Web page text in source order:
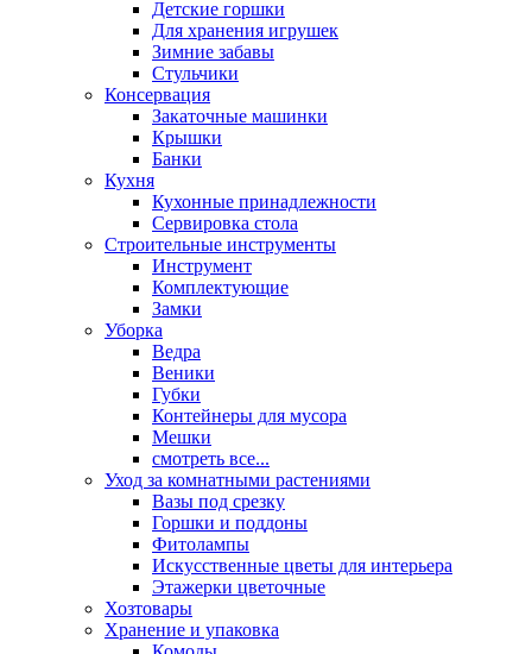
Детские горшки
Для хранения игрушек
Зимние забавы
Стульчики
Консервация
Закаточные машинки
Крышки
Банки
Кухня
Кухонные принадлежности
Сервировка стола
Строительные инструменты
Инструмент
Комплектующие
Замки
Уборка
Ведра
Веники
Губки
Контейнеры для мусора
Мешки
смотреть все...
Уход за комнатными растениями
Вазы под срезку
Горшки и поддоны
Фитолампы
Искусственные цветы для интерьера
Этажерки цветочные
Хозтовары
Хранение и упаковка